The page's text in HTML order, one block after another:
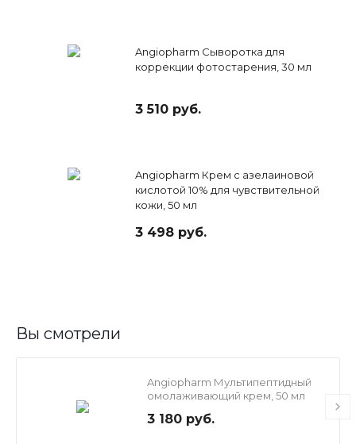
Angiopharm Сыворотка для
коррекции фотостарения, 30 мл
3 510 руб.
Angiopharm Крем с азелаиновой
кислотой 10% для чувствительной
кожи, 50 мл
3 498 руб.
Вы смотрели
Angiopharm Мультипептидный
омолаживающий крем, 50 мл
3 180 руб.